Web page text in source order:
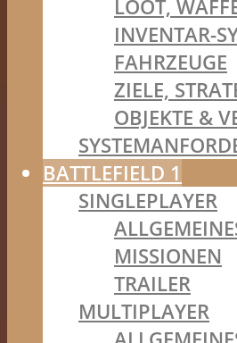
LOOT,
INVENTAR-
FAHRZEUGE
ZIELE,
OBJEKTE &
BATTLEFIELD 1
SINGLEPLAYER
MISSIONEN
TRAILER
MULTIPLAYER